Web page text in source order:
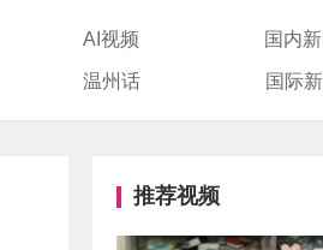
AI视频 国内
温州话 国际
推荐视频